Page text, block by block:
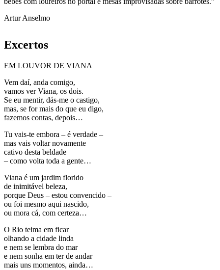
Artur Anselmo
Excertos
EM LOUVOR DE VIANA
Vem daí, anda comigo,
vamos ver Viana, os dois.
Se eu mentir, dás-me o castigo,
mas, se for mais do que eu digo,
fazemos contas, depois…
Tu vais-te embora – é verdade –
mas vais voltar novamente
cativo desta beldade
– como volta toda a gente…
Viana é um jardim florido
de inimitável beleza,
porque Deus – estou convencido –
ou foi mesmo aqui nascido,
ou mora cá, com certeza…
O Rio teima em ficar
olhando a cidade linda
e nem se lembra do mar
e nem sonha em ter de andar
mais uns momentos, ainda…